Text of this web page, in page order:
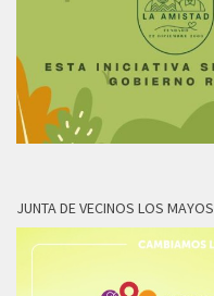
JUNTA DE VECINOS LOS MAYOS